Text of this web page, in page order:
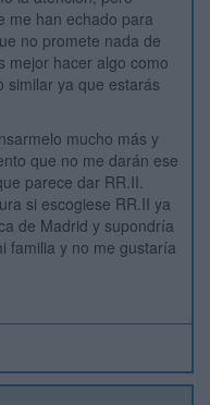
me han echado para
no promete nada de
mejor hacer algo como
similar ya que estarás
mucho más y
que no me darán ese
parece dar RR.II.
si escogiese RR.II ya
de Madrid y supondría
familia y no me gustaría